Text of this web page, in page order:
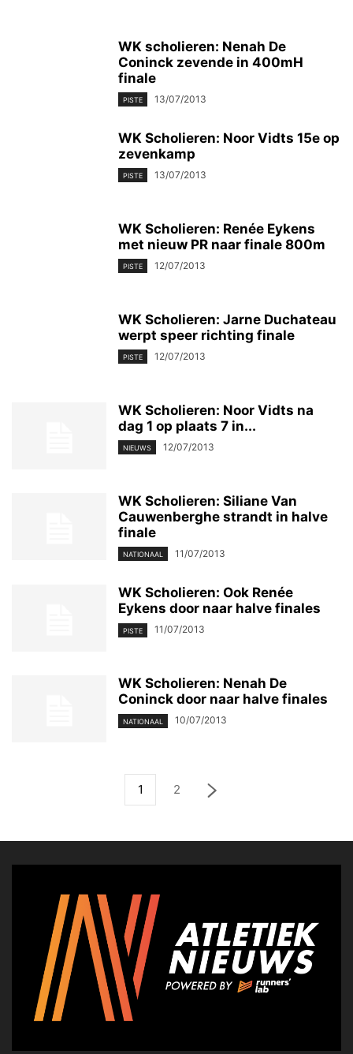
WK scholieren: Nenah De
Coninck zevende in 400mH
finale
PISTE 13/07/2013
WK Scholieren: Noor Vidts 15e op
zevenkamp
PISTE 13/07/2013
WK Scholieren: Renée Eykens
met nieuw PR naar finale 800m
PISTE 12/07/2013
WK Scholieren: Jarne Duchateau
werpt speer richting finale
PISTE 12/07/2013
WK Scholieren: Noor Vidts na
dag 1 op plaats 7 in...
NIEUWS 12/07/2013
WK Scholieren: Siliane Van
Cauwenberghe strandt in halve
finale
NATIONAAL 11/07/2013
WK Scholieren: Ook Renée
Eykens door naar halve finales
PISTE 11/07/2013
WK Scholieren: Nenah De
Coninck door naar halve finales
NATIONAAL 10/07/2013
1 2